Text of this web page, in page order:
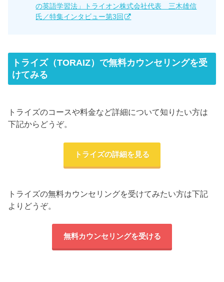
の英語学習法」トライオン株式会社代表 三木雄信
氏／特集インタビュー第3回
トライズ（TORAIZ）で無料カウンセリングを受
けてみる
トライズのコースや料金など詳細について知りたい方は
下記からどうぞ。
トライズの詳細を見る
トライズの無料カウンセリングを受けてみたい方は下記
よりどうぞ。
無料カウンセリングを受ける